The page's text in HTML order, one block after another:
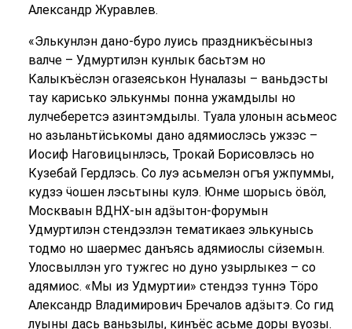
Александр Журавлев.
«Элькунлэн дано-буро луись праздникъёсыныз
валче – Удмуртилэн кунлык басьтэм но
Калыкъёслэн огазеяськон Нуналазы – ваньдэсты
тау карисько элькунмы понна ужамдылы но
лулчеберетсэ азинтэмдылы. Туала улонын асьмеос
но азьланьтӥськомы дано адямиослэсь ужзэс –
Иосиф Наговицынлэсь, Трокай Борисовлэсь но
Кузебай Гердлэсь. Со луэ асьмелэн огъя ужпуммы,
кудзэ ӵошен лэсьтыны кулэ. Юнме шорысь ӧвӧл,
Москваын ВДНХ-ын адӟытон-форумын
Удмуртилэн стендэзлэн тематикаез элькунысь
тодмо но шаермес данъясь адямиослы сӥземын.
Улосвыллэн уго тужгес но дуно узырлыкез – со
адямиос. «Мы из Удмуртии» стендэз туннэ Тӧро
Александр Владимирович Бречалов адӟытэ. Со гид
луыны дась ваньзылы, кинъёс асьме доры вуозы.